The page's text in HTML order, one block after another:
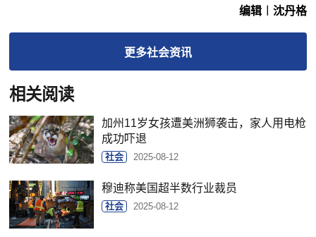
编辑︱沈丹格
更多社会资讯
相关阅读
加州11岁女孩遭美洲狮袭击，家人用电枪
成功吓退
社会 2025-08-12
穆迪称美国超半数行业裁员
社会 2025-08-12